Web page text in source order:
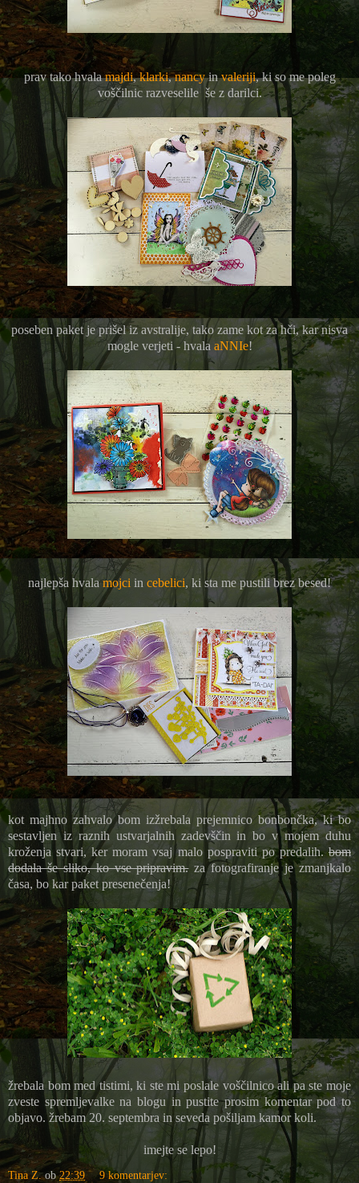
prav tako hvalamajdi,klarki,nancyinvaleriji, ki so me poleg
voščilnic razveselile še z darilci.
poseben paket je prišel iz avstralije, tako zame kot za hči, kar nisva
mogle verjeti - hvala aNNIe!
najlepša hvalamojci in cebelici, ki sta me pustili brez besed!
kot majhno zahvalo bom izžrebala prejemnico bonbončka, ki bo
sestavljen iz raznih ustvarjalnih zadevščin in bo v mojem duhu
kroženja stvari, ker moram vsaj malo pospraviti po predalih.bom
dodala še sliko, ko vse pripravim.za fotografiranje je zmanjkalo
časa, bo kar paket presenečenja!
žrebala bom med tistimi, ki ste mi poslale voščilnico ali pa ste moje
zveste spremljevalke na blogu in pustite prosim komentar pod to
objavo. žrebam 20. septembra in seveda pošiljam kamor koli.
imejte se lepo!
Tina Z. ob22:39 9 komentarjev: